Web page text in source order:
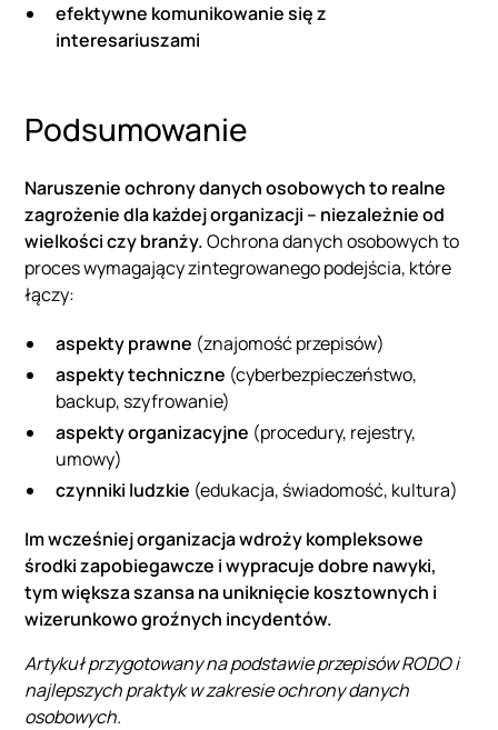
efektywne komunikowanie się z
interesariuszami
Podsumowanie
Naruszenie ochrony danych osobowych to realne
zagrożenie dla każdej organizacji – niezależnie od
wielkości czy branży.Ochrona danych osobowych to
proces wymagający zintegrowanego podejścia, które
łączy:
aspekty prawne (znajomość przepisów)
aspekty techniczne (cyberbezpieczeństwo,
backup, szyfrowanie)
aspekty organizacyjne (procedury, rejestry,
umowy)
czynniki ludzkie (edukacja, świadomość, kultura)
Im wcześniej organizacja wdroży kompleksowe
środki zapobiegawcze i wypracuje dobre nawyki,
tym większa szansa na uniknięcie kosztownych i
wizerunkowo groźnych incydentów.
Artykuł przygotowany na podstawie przepisów RODO i
najlepszych praktyk w zakresie ochrony danych
osobowych.